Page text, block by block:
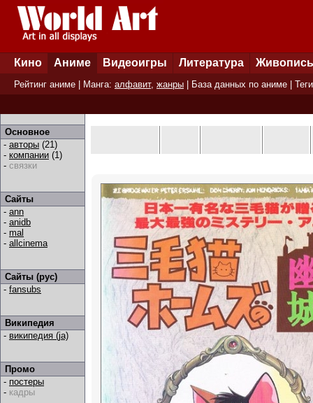
Кино Аниме Видеоигры Литература Живопись
Рейтинг аниме | Манга: алфавит, жанры База данных по аниме Теги
Основное
- авторы (21)
- компании (1)
- связки
Сайты
- ann
- anidb
- mal
- allcinema
Сайты (рус)
- fansubs
Википедия
- википедия (ja)
Промо
- постеры
- кадры